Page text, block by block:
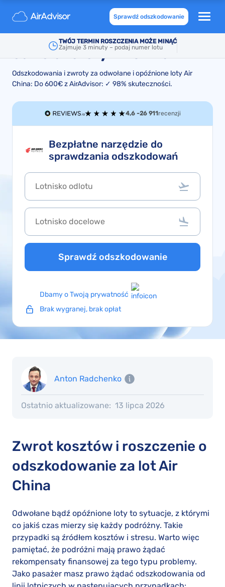
Sprawdź odszkodowanie
TWÓJ TERMIN ROSZCZENIA MOŻE MINĄĆ
Zajmuje 3 minuty – podaj numer lotu
Odszkodowanie i zwrot
kosztów za opóźnione loty lub
odwołane loty Air China
Odszkodowania i zwroty za odwołane i opóźnione loty Air
China: Do 600€ z AirAdvisor: ✓ 98% skuteczności.
4,6 -26 911 recenzji
Bezpłatne narzędzie do
sprawdzania odszkodowań
Sprawdź odszkodowanie
Dbamy o Twoją prywatność
Brak wygranej, brak opłat
Anton Radchenko
Ostatnio aktualizowane: 13 lipca 2026
Zwrot kosztów i roszczenie o
odszkodowanie za lot Air
China
Odwołane bądź opóźnione loty to sytuacje, z którymi
co jakiś czas mierzy się każdy podróżny. Takie
przypadki są źródłem kosztów i stresu. Warto więc
pamiętać, że podróżni mają prawo żądać
rekompensaty finansowej za tego typu problemy.
Jako pasażer masz prawo żądać odszkodowania od